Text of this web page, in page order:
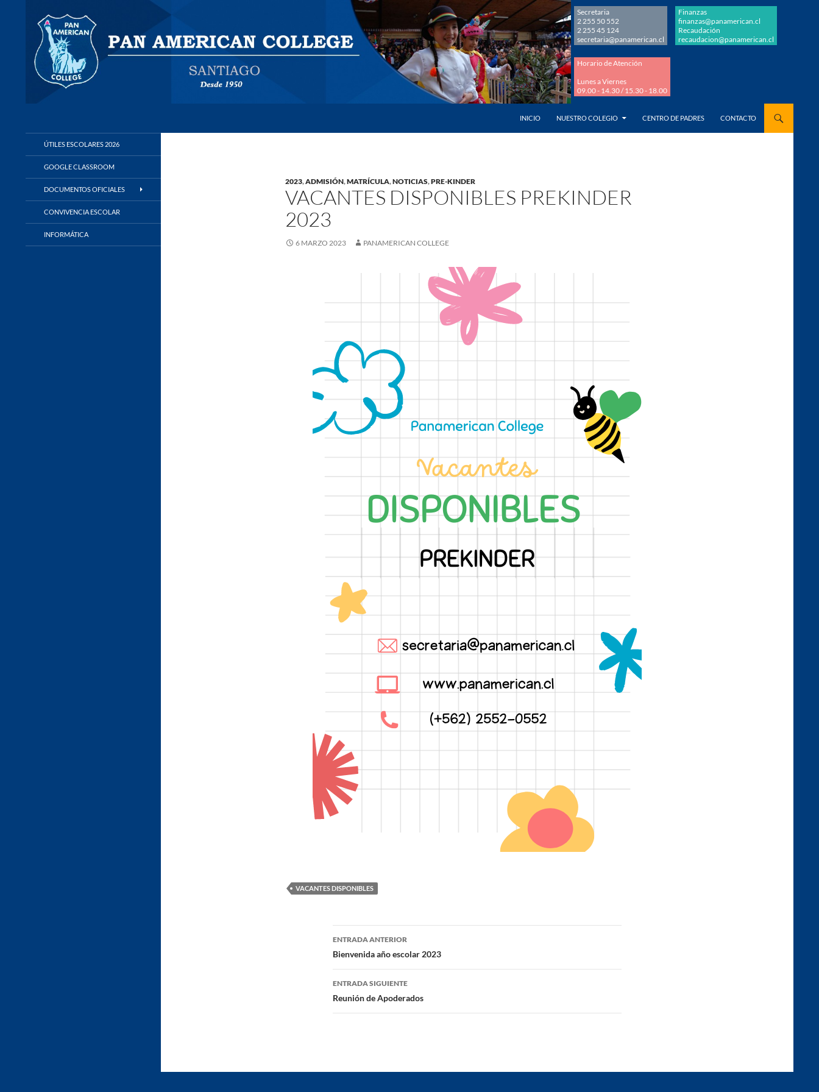
Secretaria
2 255 50 552
2 255 45 124
secretaria@panamerican.cl
Finanzas
finanzas@panamerican.cl
Recaudación
recaudacion@panamerican.cl
Horario de Atención
Lunes a Viernes
09.00 - 14.30 / 15.30 - 18.00
INICIO
NUESTRO COLEGIO CENTRO DE PADRES CONTACTO
2023,ADMISIÓN,MATRÍCULA,NOTICIAS,PRE-KINDER
VACANTES DISPONIBLES PREKINDER
2023
6 MARZO 2023 PANAMERICAN COLLEGE
VACANTES DISPONIBLES
Navegación
de
entradas
ENTRADA ANTERIOR
Bienvenida año escolar 2023
ENTRADA SIGUIENTE
Reunión de Apoderados
ÚTILES ESCOLARES 2026
GOOGLE CLASSROOM
DOCUMENTOS OFICIALES
CONVIVENCIA ESCOLAR
INFORMÁTICA